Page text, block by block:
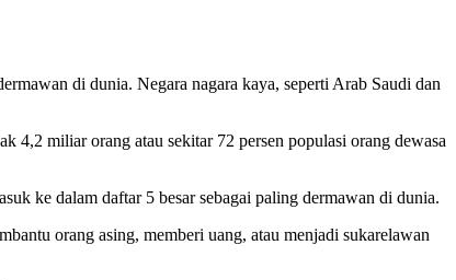
di dunia. Negara nagara kaya, seperti Arab Saudi dan
miliar orang atau sekitar 72 persen populasi orang dewasa
ke dalam daftar 5 besar sebagai paling dermawan di dunia.
orang asing, memberi uang, atau menjadi sukarelawan